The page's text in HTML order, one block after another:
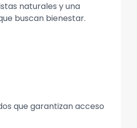
naturales y una
buscan bienestar.
que garantizan acceso